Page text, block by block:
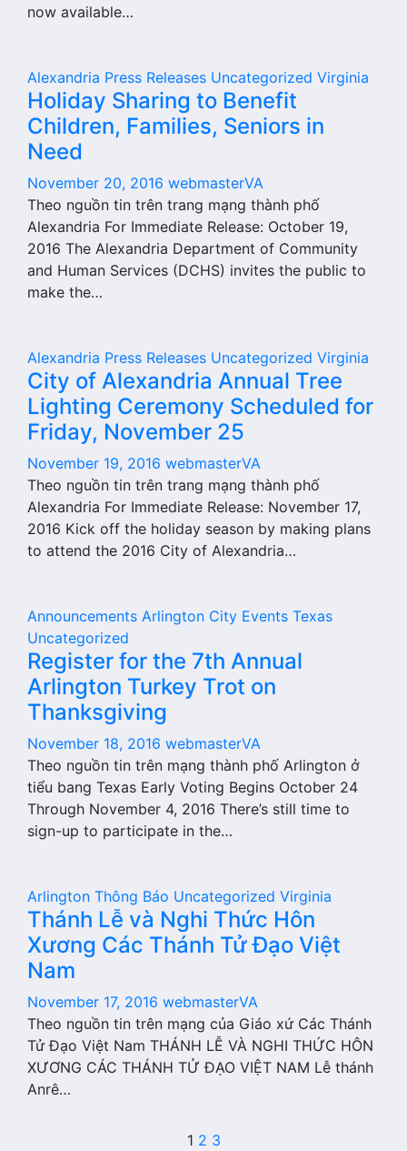
now available…
Alexandria Press Releases Uncategorized Virginia
Holiday Sharing to Benefit
Children, Families, Seniors in
Need
November 20, 2016 webmasterVA
Theo nguồn tin trên trang mạng thành phố
Alexandria For Immediate Release: October 19,
2016 The Alexandria Department of Community
and Human Services (DCHS) invites the public to
make the…
Alexandria Press Releases Uncategorized Virginia
City of Alexandria Annual Tree
Lighting Ceremony Scheduled for
Friday, November 25
November 19, 2016 webmasterVA
Theo nguồn tin trên trang mạng thành phố
Alexandria For Immediate Release: November 17,
2016 Kick off the holiday season by making plans
to attend the 2016 City of Alexandria…
Announcements Arlington City Events Texas
Uncategorized
Register for the 7th Annual
Arlington Turkey Trot on
Thanksgiving
November 18, 2016 webmasterVA
Theo nguồn tin trên mạng thành phố Arlington ở
tiểu bang Texas Early Voting Begins October 24
Through November 4, 2016 There’s still time to
sign-up to participate in the…
Arlington Thông Báo Uncategorized Virginia
Thánh Lễ và Nghi Thức Hôn
Xương Các Thánh Tử Đạo Việt
Nam
November 17, 2016 webmasterVA
Theo nguồn tin trên mạng của Giáo xứ Các Thánh
Tử Đạo Việt Nam THÁNH LỄ VÀ NGHI THỨC HÔN
XƯƠNG CÁC THÁNH TỬ ĐẠO VIỆT NAM Lễ thánh
Anrê…
1 2 3